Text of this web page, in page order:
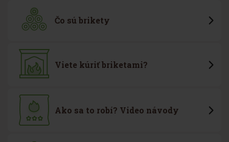
Čo sú brikety
Viete kúriť briketami?
Ako sa to robí? Video návody